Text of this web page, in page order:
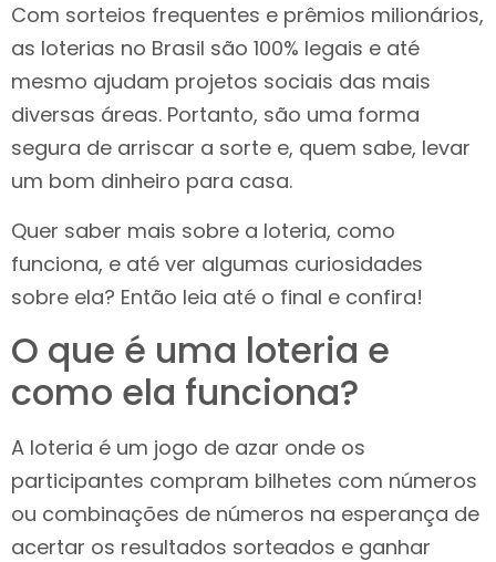
Com sorteios frequentes e prêmios milionários,
as loterias no Brasil são 100% legais e até
mesmo ajudam projetos sociais das mais
diversas áreas. Portanto, são uma forma
segura de arriscar a sorte e, quem sabe, levar
um bom dinheiro para casa.
Quer saber mais sobre a loteria, como
funciona, e até ver algumas curiosidades
sobre ela? Então leia até o final e confira!
O que é uma loteria e
como ela funciona?
A loteria é um jogo de azar onde os
participantes compram bilhetes com números
ou combinações de números na esperança de
acertar os resultados sorteados e ganhar